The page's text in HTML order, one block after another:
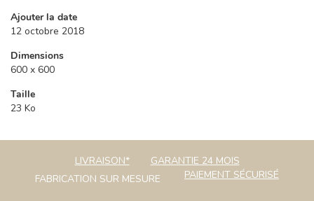
Ajouter la date
12 octobre 2018
Dimensions
600 x 600
Taille
23 Ko
LIVRAISON*
GARANTIE 24 MOIS
FABRICATION SUR MESURE
PAIEMENT SÉCURISÉ